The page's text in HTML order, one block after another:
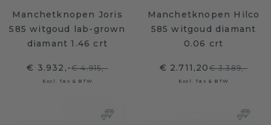
Manchetknopen Joris
585 witgoud lab-grown
diamant 1.46 crt
€ 3.932,-€ 4.915,-
Excl. Tax & BTW
Manchetknopen Hilco
585 witgoud diamant
0.06 crt
€ 2.711,20€ 3.389,-
Excl. Tax & BTW